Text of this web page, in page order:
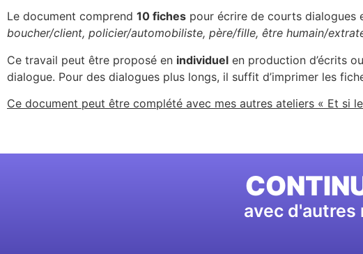
Le document comprend 10 fiches pour écrire de courts dialogues
boucher/client, policier/automobiliste, père/fille, être humain/
Ce travail peut être proposé en individuel en production d’écrits
dialogue. Pour des dialogues plus longs, il suffit d’imprimer les
Ce document peut être complété avec mes autres ateliers « Et
avec d'autres